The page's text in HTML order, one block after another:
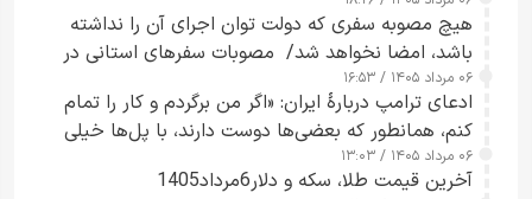
هیچ مصوبه سفری که دولت توان اجرای آن را نداشته
باشد، امضا نخواهد شد/ مصوبات سفرهای استانی در
چارچوب قانون بودجه است+ عکس
۰۶ مرداد ۱۴۰۵ / ۱۶:۵۳
ادعای ترامپ دربارهٔ ایران: «اگر من برگردم و کار را تمام
کنم، همانطور که بعضی‌ها دوست دارند، با پل‌ها خیلی
راحت می‌توانم بیشتر پل‌هایشان را در کمتر از یک
ساعت از بین ببرم+ ویدیو
۰۶ مرداد ۱۴۰۵ / ۱۳:۰۳
آخرین قیمت طلا، سکه و دلار6مرداد1405